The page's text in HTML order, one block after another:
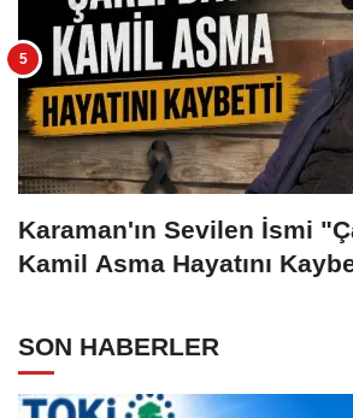
Karaman'ın Sevilen İsmi
Kamil Asma Hayatını
SON HABERLER